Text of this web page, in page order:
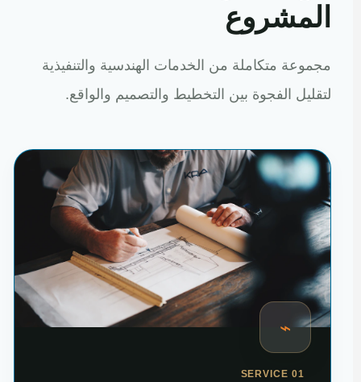
المشروع
مجموعة متكاملة من الخدمات الهندسية والتنفيذية
لتقليل الفجوة بين التخطيط والتصميم والواقع.
⌁
SERVICE 01